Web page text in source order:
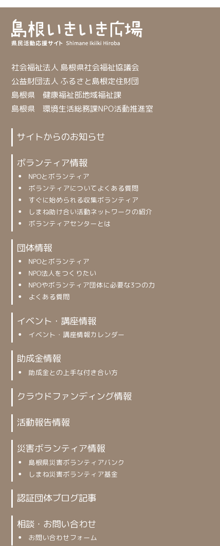
社会福祉法人 島根県社会福祉協議会
公益財団法人 ふるさと島根定住財団
島根県 健康福祉部地域福祉課
島根県 環境生活総務課NPO活動推進室
サイトからのお知らせ
ボランティア情報
NPOとボランティア
ボランティアについてよくある質問
すぐに始められる収集ボランティア
しまね助け合い活動ネットワークの紹介
ボランティアセンターとは
団体情報
NPOとボランティア
NPO法人をつくりたい
NPOやボランティア団体に必要な3つの力
よくある質問
イベント・講座情報
イベント・講座情報カレンダー
助成金情報
助成金との上手な付き合い方
クラウドファンディング情報
活動報告情報
災害ボランティア情報
島根県災害ボランティアバンク
しまね災害ボランティア基金
認証団体ブログ記事
相談・お問い合わせ
お問い合わせフォーム